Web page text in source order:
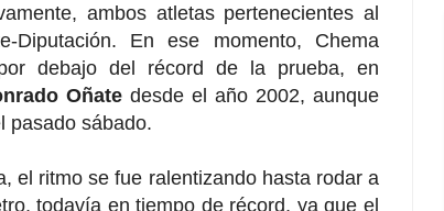
ambos atletas pertenecientes al
Diputación. En ese momento, Chema
debajo del récord de la prueba, en
Oñate desde el año 2002, aunque
pasado sábado.
el ritmo se fue ralentizando hasta rodar a
todavía en tiempo de récord, ya que el